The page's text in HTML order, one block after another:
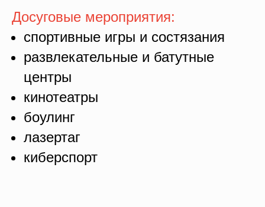
Досуговые мероприятия:
спортивные игры и состязания
развлекательные и батутные
центры
кинотеатры
боулинг
лазертаг
киберспорт